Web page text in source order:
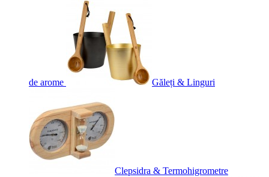
de arome Găleți & Linguri
Clepsidra & Termohigrometre